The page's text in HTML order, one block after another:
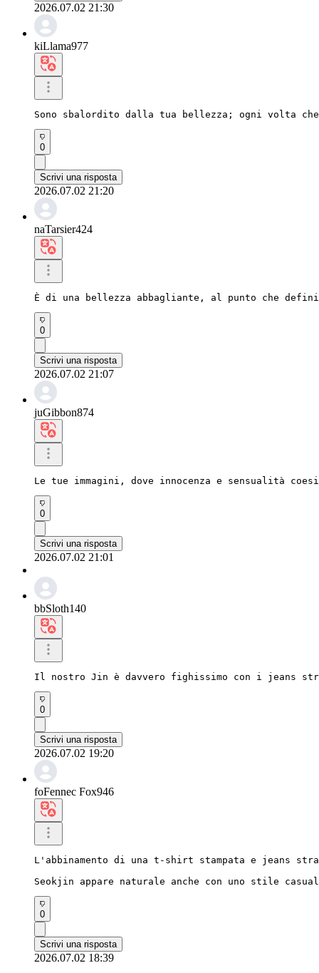
2026.07.02 21:30
kiLlama977
Sono sbalordito dalla tua bellezza; ogni volta
0
Scrivi una risposta
2026.07.02 21:20
naTarsier424
È di una bellezza abbagliante, al punto che
0
Scrivi una risposta
2026.07.02 21:07
juGibbon874
Le tue immagini, dove innocenza e sensualità
0
Scrivi una risposta
2026.07.02 21:01
bbSloth140
Il nostro Jin è davvero fighissimo con i jeans
0
Scrivi una risposta
2026.07.02 19:20
foFennec Fox946
L'abbinamento di una t-shirt stampata e jeans
Seokjin appare naturale anche con uno stile
0
Scrivi una risposta
2026.07.02 18:39